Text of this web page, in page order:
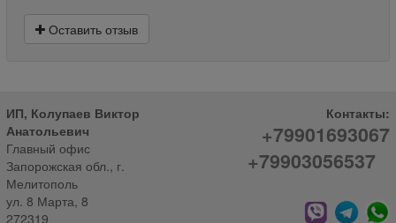
Оставить отзыв
ИП, Колупаев Виктор
Анатольевич
Главный офис
Запорожская обл., г.
Мелитополь
ул. 8 Марта, 8
272319
Контакты:
+79901693067
+79903056537